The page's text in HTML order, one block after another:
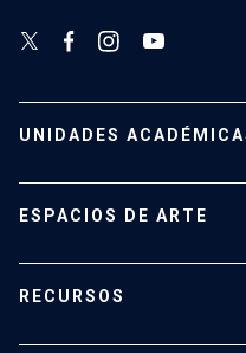
UNIDADES
Escuela de Arte
Escuela de Diseño
ESPACIOS DE ARTE
Galería Macchina
RECURSOS